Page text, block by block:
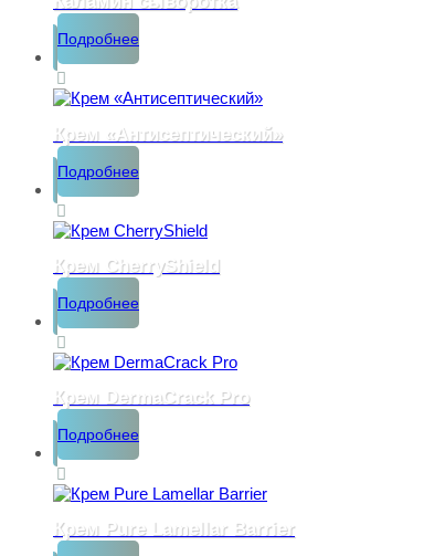
Подробнее
Крем «Антисептический»
Подробнее
Крем CherryShield
Подробнее
Крем DermaСrack Pro
Подробнее
Крем Pure Lamellar Barrier